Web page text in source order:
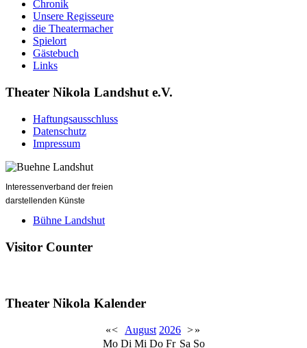
Chronik
Unsere Regisseure
die Theatermacher
Spielort
Gästebuch
Links
Theater Nikola Landshut e.V.
Haftungsausschluss
Datenschutz
Impressum
Interessenverband der freien
darstellenden Künste
Bühne Landshut
Visitor Counter
Theater Nikola Kalender
«< August 2026 >»
Mo Di Mi Do Fr Sa So